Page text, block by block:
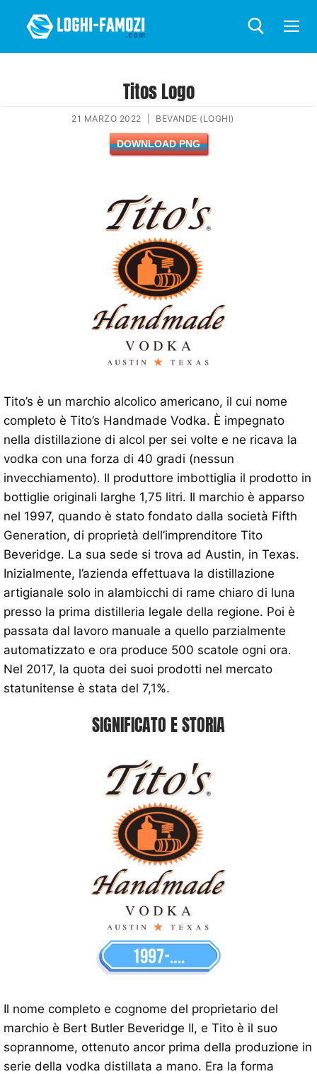
Titos Logo
21 MARZO 2022 BEVANDE (LOGHI)
DOWNLOAD PNG
Tito’s è un marchio alcolico americano, il cui nome
completo è Tito’s Handmade Vodka. È impegnato
nella distillazione di alcol per sei volte e ne ricava la
vodka con una forza di 40 gradi (nessun
invecchiamento). Il produttore imbottiglia il prodotto in
bottiglie originali larghe 1,75 litri. Il marchio è apparso
nel 1997, quando è stato fondato dalla società Fifth
Generation, di proprietà dell’imprenditore Tito
Beveridge. La sua sede si trova ad Austin, in Texas.
Inizialmente, l’azienda effettuava la distillazione
artigianale solo in alambicchi di rame chiaro di luna
presso la prima distilleria legale della regione. Poi è
passata dal lavoro manuale a quello parzialmente
automatizzato e ora produce 500 scatole ogni ora.
Nel 2017, la quota dei suoi prodotti nel mercato
statunitense è stata del 7,1%.
SIGNIFICATO E STORIA
Il nome completo e cognome del proprietario del
marchio è Bert Butler Beveridge II, e Tito è il suo
soprannome, ottenuto ancor prima della produzione in
serie della vodka distillata a mano. Era la forma